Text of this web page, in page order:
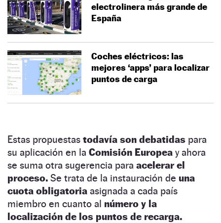
electrolinera más grande de
España
Coches eléctricos: las
mejores ‘apps’ para localizar
puntos de carga
Estas propuestas todavía son debatidas para
su aplicación en la Comisión Europea y ahora
se suma otra sugerencia para acelerar el
proceso. Se trata de la instauración de una
cuota obligatoria asignada a cada país
miembro en cuanto al número y la
localización de los puntos de recarga.